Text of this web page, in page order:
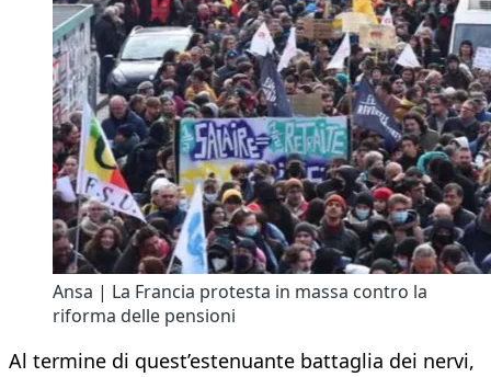
Ansa | La Francia protesta in massa contro la
riforma delle pensioni
Al termine di quest’estenuante battaglia dei nervi,